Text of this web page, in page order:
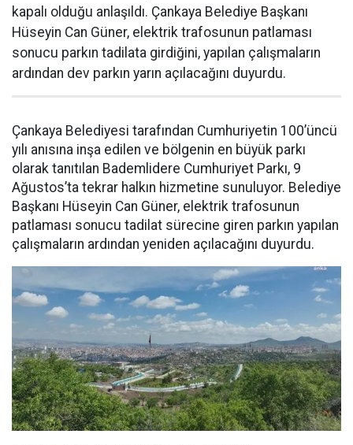
kapalı olduğu anlaşıldı. Çankaya Belediye Başkanı
Hüseyin Can Güner, elektrik trafosunun patlaması
sonucu parkın tadilata girdiğini, yapılan çalışmaların
ardından dev parkın yarın açılacağını duyurdu.
Çankaya Belediyesi tarafından Cumhuriyetin 100’üncü
yılı anısına inşa edilen ve bölgenin en büyük parkı
olarak tanıtılan Bademlidere Cumhuriyet Parkı, 9
Ağustos’ta tekrar halkın hizmetine sunuluyor. Belediye
Başkanı Hüseyin Can Güner, elektrik trafosunun
patlaması sonucu tadilat sürecine giren parkın yapılan
çalışmaların ardından yeniden açılacağını duyurdu.